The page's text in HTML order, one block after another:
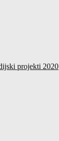
projekti 2020